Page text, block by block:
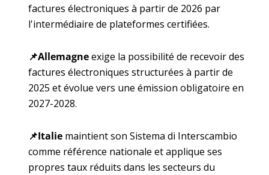
factures électroniques à partir de 2026 par
l'intermédiaire de plateformes certifiées.
📌Allemagneexige la possibilité de recevoir des
factures électroniques structurées à partir de
2025 et évolue vers une émission obligatoire en
2027-2028.
📌Italiemaintient son Sistema di Interscambio
comme référence nationale et applique ses
propres taux réduits dans les secteurs du